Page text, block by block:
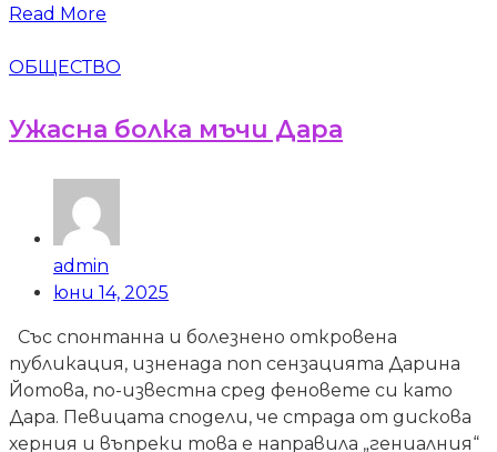
Read More
ОБЩЕСТВО
Ужасна болка мъчи Дара
admin
юни 14, 2025
Със спонтанна и болезнено откровена
публикация, изненада поп сензацията Дарина
Йотова, по-известна сред феновете си като
Дара. Певицата сподели, че страда от дискова
херния и въпреки това е направила „гениалния“